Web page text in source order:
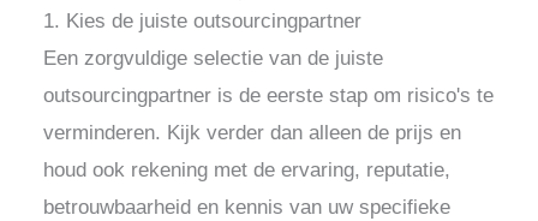
1. Kies de juiste outsourcingpartner
Een zorgvuldige selectie van de juiste
outsourcingpartner is de eerste stap om risico's te
verminderen. Kijk verder dan alleen de prijs en
houd ook rekening met de ervaring, reputatie,
betrouwbaarheid en kennis van uw specifieke